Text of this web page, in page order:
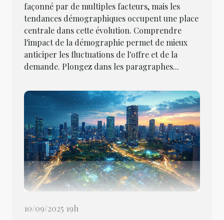
façonné par de multiples facteurs, mais les
tendances démographiques occupent une place
centrale dans cette évolution. Comprendre
l'impact de la démographie permet de mieux
anticiper les fluctuations de l'offre et de la
demande. Plongez dans les paragraphes...
10/09/2025 19h